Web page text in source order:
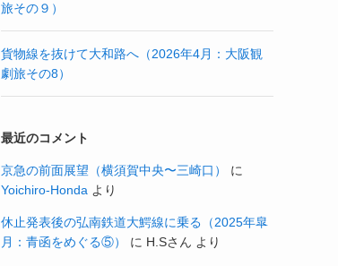
旅その９）
貨物線を抜けて大和路へ（2026年4月：大阪観
劇旅その8）
最近のコメント
京急の前面展望（横須賀中央〜三崎口）
に
Yoichiro-Honda より
休止発表後の弘南鉄道大鰐線に乗る（2025年皐
月：青函をめぐる⑤）
に H.Sさん より